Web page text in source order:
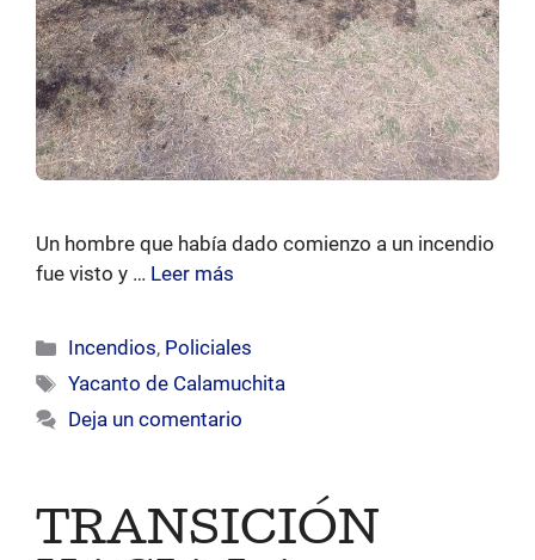
Un hombre que había dado comienzo a un incendio
fue visto y … Leer más
Categorías
Incendios, Policiales
Etiquetas
Yacanto de Calamuchita
Deja un comentario
TRANSICIÓN